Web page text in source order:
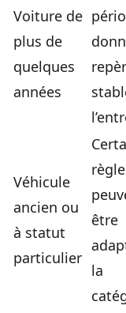
Voiture de
plus de
quelques
années
Véhicule
ancien ou
à statut
particulier
être
la